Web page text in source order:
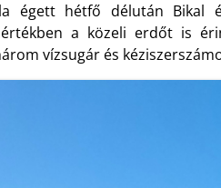
égett hétfő délután Bikal
a közeli erdőt is
vízsugár és